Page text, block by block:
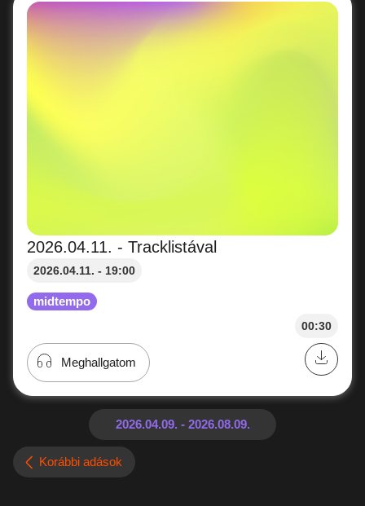
2026.04.11. - Tracklistával
2026.04.11. - 19:00
midtempo
00:30
Meghallgatom
Korábbi adások